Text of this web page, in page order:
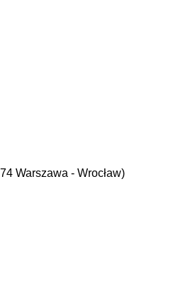
Warszawa - Wrocław)